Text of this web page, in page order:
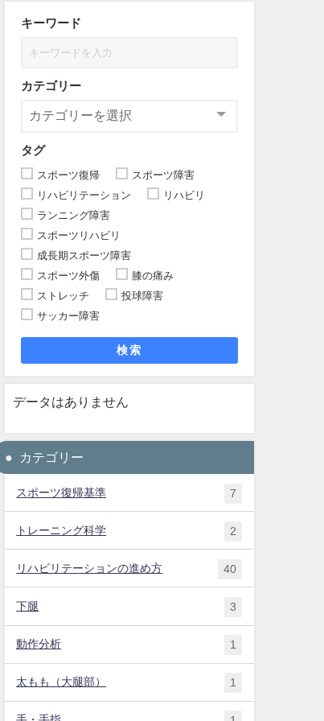
キーワード
カテゴリー
タグ
スポーツ復帰
スポーツ障害
リハビリテーション
リハビリ
ランニング障害
スポーツリハビリ
成長期スポーツ障害
スポーツ外傷
膝の痛み
ストレッチ
投球障害
サッカー障害
検索
データはありません
カテゴリー
スポーツ復帰基準 7
トレーニング科学 2
リハビリテーションの進め方 40
下腿 3
動作分析 1
太もも（大腿部） 1